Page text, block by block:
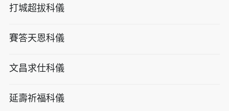
打城超拔科儀
賽答天恩科儀
文昌求仕科儀
延壽祈福科儀